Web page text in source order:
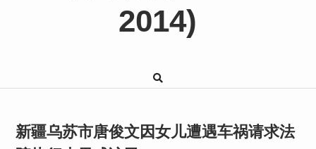
2014)
新疆乌苏市唐俊文因女儿遭遇车祸请求法